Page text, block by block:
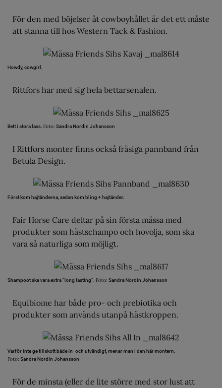
För den med böjelser åt cowboyhållet är det ett måste
att stanna till hos Western Tack & Fashion.
Howdy, cowgirl.
Rittfors har med sig hela bettarsenalen.
Bett i stora lass. Foto: Sandra Nordin Johansson
I Rittfors monter finns också fräsiga pannband från
Betula Design.
Först kom hajtänderna, sedan kom bling + hajtänder.
Fair Horse Care deltar på sin första mässa med
produkter som hästschampo och hovolja, som ska
vara så naturliga som möjligt.
Shampoot ska vara extra ”long lasting”. Foto: Sandra Nordin Johansson
Equibiome har både pro- och prebiotika och
produkter som används utanpå hästkroppen.
Varför inte ge tillskott både in- och utvändigt, menar man i den här montern.
Foto: Sandra Nordin Johansson
För de minsta (eller de lite större med stor lust att